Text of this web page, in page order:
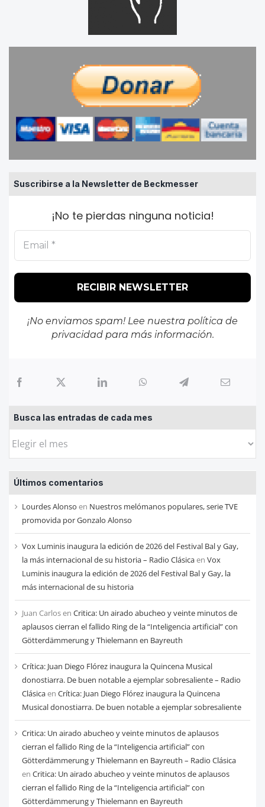
Suscribirse a la Newsletter de Beckmesser
¡No te pierdas ninguna noticia!
¡No enviamos spam! Lee nuestra política de
privacidadpara más información.
Busca las entradas de cada mes
Busca
entradas
de
cada
mes
Últimos comentarios
Lourdes Alonso en Nuestros melómanos populares, serie TVE
promovida por Gonzalo Alonso
Vox Luminis inaugura la edición de 2026 del Festival Bal y Gay,
la más internacional de su historia – Radio Clásicaen Vox
Luminis inaugura la edición de 2026 del Festival Bal y Gay, la
más internacional de su historia
Juan Carlosen Critica: Un airado abucheo y veinte minutos de
aplausos cierran el fallido Ring de la “Inteligencia artificial” con
Götterdämmerung y Thielemann en Bayreuth
Crítica: Juan Diego Flórez inaugura la Quincena Musical
donostiarra. De buen notable a ejemplar sobresaliente – Radio
Clásicaen Crítica: Juan Diego Flórez inaugura la Quincena
Musical donostiarra. De buen notable a ejemplar sobresaliente
Critica: Un airado abucheo y veinte minutos de aplausos
cierran el fallido Ring de la “Inteligencia artificial” con
Götterdämmerung y Thielemann en Bayreuth – Radio Clásica
en Critica: Un airado abucheo y veinte minutos de aplausos
cierran el fallido Ring de la “Inteligencia artificial” con
Götterdämmerung y Thielemann en Bayreuth